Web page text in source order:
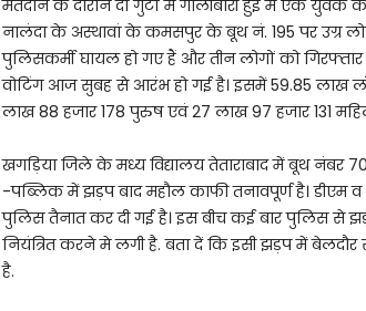
मतदान के दौरान दो गुटों में गोलीबारी हुई में एक युवक
नालंदा के अस्थावां के कमसपुर के बूथ नं. 195 पर उग्र
पुलिसकर्मी घायल हो गए हैं और तीन लोगों को
वोटिंग आज सुबह से आरंभ हो गई है। इसमें 59.85 लाख
लाख 88 हजार 178 पुरुष एवं 27 लाख 97 हजार 131
खगड़िया जिले के मध्य विद्यालय तेताराबाद में बूथ नंबर
-पब्लिक में झड़प बाद महौल काफी तनावपूर्ण है। डीएम
पुलिस तैनात कर दी गई है। इस बीच कई बार पुलिस से
नियंत्रित करने मे लगी है. बता दें कि इसी झड़प में बेलदौर
है.